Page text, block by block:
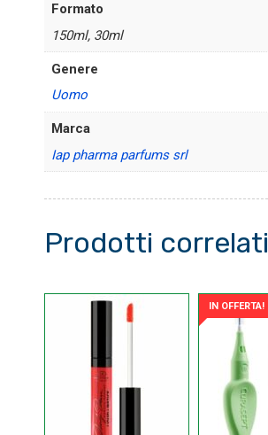
Formato
150ml, 30ml
Genere
Uomo
Marca
Iap pharma parfums srl
Prodotti correlati
IN OFFERTA!